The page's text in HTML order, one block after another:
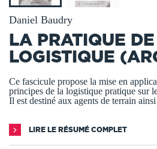
Daniel Baudry
LA PRATIQUE
LOGISTIQUE
Ce fascicule propose la mise en
principes de la logistique pratique sur
Il est destiné aux agents de terrain
LIRE LE RÉSUMÉ COMPLET